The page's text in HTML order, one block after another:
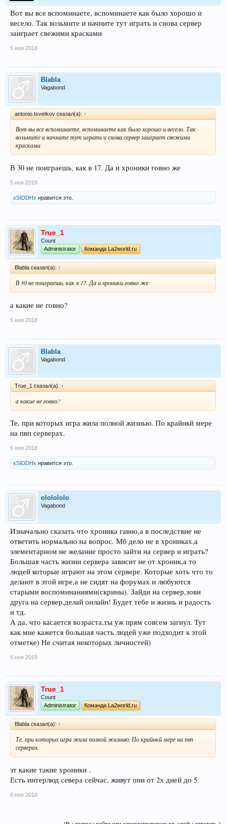
Вот вы все вспоминаете, вспоминаете как было хорошо и
весело. Так возьмите и начните тут играть и снова сервер
заиграет свежими красками
5 ноя 2018
Blabla
Vagabond
antonio.tsvetkov сказал(а): ↑
Вот вы все вспоминаете, вспоминаете как было хорошо и весело. Так
возьмите и начните тут играть и снова сервер заиграет свежими
красками
В 30 не поиграешь, как в 17. Да и хроники говно же
5 ноя 2018
xSIDDHx нравится это.
True_1
Count
Administrator
Команда La2world.ru
Blabla сказал(а): ↑
В 30 не поиграешь, как в 17. Да и хроники говно же
а какие не говно?
5 ноя 2018
Blabla
Vagabond
True_1 сказал(а): ↑
а какие не говно?
Те, при которых игра жила полной жизнью. По крайнкй мере
на пвп серверах.
6 ноя 2018
xSIDDHx нравится это.
ololololo
Vagabond
Изначально сказать что хроника гавно,а в последствие не
ответить нормально на вопрос. Мб дело не в хрониках,а
элементарном не желание просто зайти на сервер и играть?
Большая часть жизни сервера зависит не от хроник,а то
людей которые играют на этом сервере. Которые хоть что то
делают в этой игре,а не сидят на форумах и любуются
старыми воспоминаниями(скрины). Зайди на сервер,зови
друга на сервер,делай онлайн! Будет тебе и жизнь и радость
и тд.
А да, что касается возраста,ты уж прям совсем загнул. Тут
как мне кажется большая часть людей уже подходит к этой
отметке) Не считая некоторых личностей)
6 ноя 2018
True_1
Count
Administrator
Команда La2world.ru
Blabla сказал(а): ↑
Те, при которых игра жила полной жизнью. По крайнкй мере на пвп
серверах.
эт какие такие хроники .
Есть интерлюд севера сейчас, живут они от 2х дней до 5.
6 ноя 2018